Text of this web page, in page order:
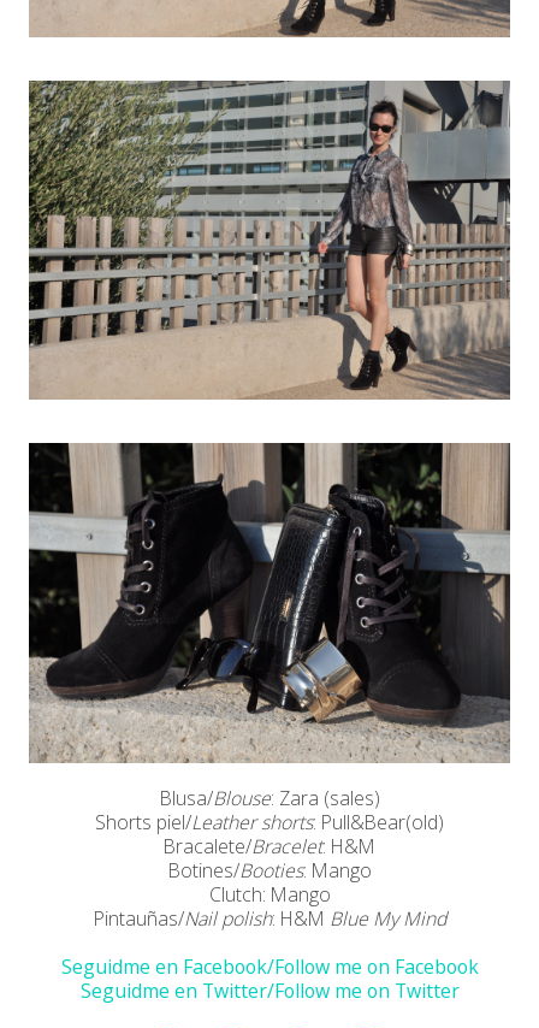
Blusa/Blouse: Zara (sales)
Shorts piel/Leather shorts: Pull&Bear(old)
Bracalete/Bracelet: H&M
Botines/Booties: Mango
Clutch: Mango
Pintauñas/Nail polish: H&M Blue My Mind
Seguidme en Facebook/Follow me on Facebook
Seguidme en Twitter/Follow me on Twitter